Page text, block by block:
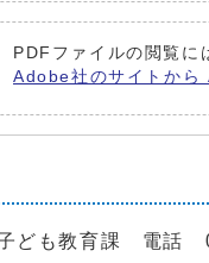
PDFファイルの閲覧
Adobe社のサイトから
も教育課 電話